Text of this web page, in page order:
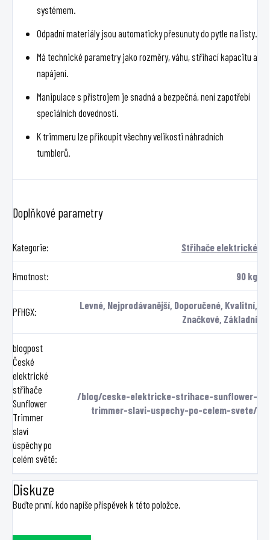
systémem.
Odpadní materiály jsou automaticky přesunuty do pytle na listy.
Má technické parametry jako rozměry, váhu, střihací kapacitu a
napájení.
Manipulace s přístrojem je snadná a bezpečná, není zapotřebí
speciálních dovedností.
K trimmeru lze přikoupit všechny velikosti náhradních
tumblerů.
Doplňkové parametry
Kategorie: Střihače elektrické
Hmotnost: 90 kg
PFHGX:
Levné, Nejprodávanější, Doporučené, Kvalitní,
Značkové, Základní
blogpost
České
elektrické
střihače
Sunflower
Trimmer
slaví
úspěchy po
celém světě:
/blog/ceske-elektricke-strihace-sunflower-
trimmer-slavi-uspechy-po-celem-svete/
Diskuze
Buďte první, kdo napíše příspěvek k této položce.